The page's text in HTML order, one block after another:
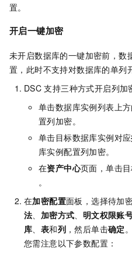
置。
开启一键加密
未开启数据库的一键加密前，数
置，此时不支持对数据库的单列
DSC 支持三种方式开启列加
单击数据库实例列表上
置列加密。
单击目标数据库实例对应
库实例配置列加密。
在资产中心页面，单击
。
在加密配置面板，选择待加
法、 加密方式、 明文权限账
库、 表和列 ，然后单击确定。
您需注意以下参数配置：